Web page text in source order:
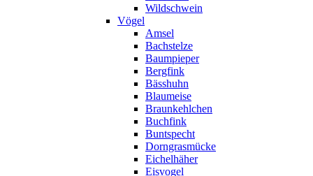
Wildschwein
Vögel
Amsel
Bachstelze
Baumpieper
Bergfink
Bässhuhn
Blaumeise
Braunkehlchen
Buchfink
Buntspecht
Dorngrasmücke
Eichelhäher
Eisvogel